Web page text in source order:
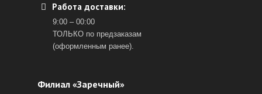
Работа доставки:
9:00 – 00:00
ТОЛЬКО по предзаказам
(оформленным ранее).
Филиал «Заречный»